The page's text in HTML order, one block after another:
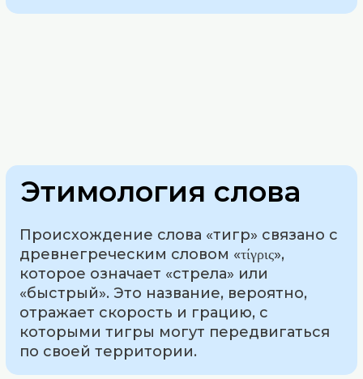
Этимология слова
Происхождение слова «тигр» связано с
древнегреческим словом «τίγρις»,
которое означает «стрела» или
«быстрый». Это название, вероятно,
отражает скорость и грацию, с
которыми тигры могут передвигаться
по своей территории.